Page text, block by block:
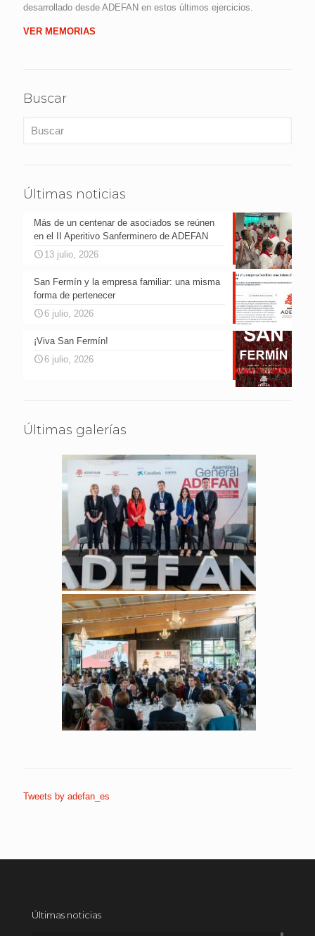
desarrollado desde ADEFAN en estos últimos ejercicios.
VER MEMORIAS
Buscar
Últimas noticias
Más de un centenar de asociados se reúnen
en el II Aperitivo Sanferminero de ADEFAN
13 julio, 2026
San Fermín y la empresa familiar: una misma
forma de pertenecer
6 julio, 2026
¡Viva San Fermín!
6 julio, 2026
Últimas galerías
Tweets by adefan_es
Últimas noticias